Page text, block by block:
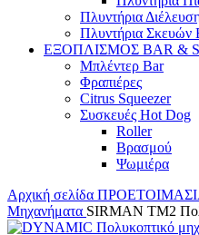
Πλυντήρια
Πλυντήρια Σκευών
ΕΞΟΠΛΙΣΜΟΣ BAR &
Μπλέντερ Bar
Φραπιέρες
Citrus Squeezer
Συσκευές Hot Dog
Roller
Βρασμού
Ψωμιέρα
Αρχική σελίδα
Μηχανήματα SIRMAN TM2